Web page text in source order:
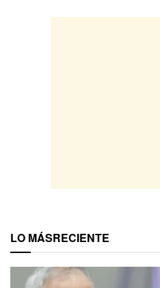
LO MÁSRECIENTE